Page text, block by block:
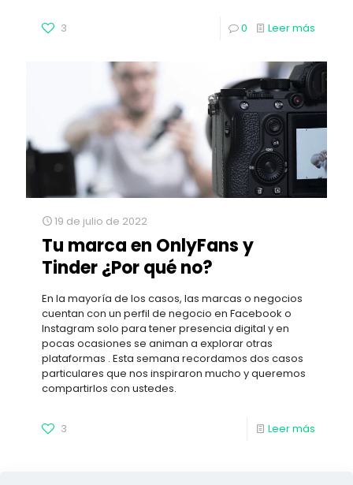
3 0 Leer más
19 de julio de 2022
Tu marca en OnlyFans y
Tinder ¿Por qué no?
En la mayoría de los casos, las marcas o negocios
cuentan con un perfil de negocio en Facebook o
Instagram solo para tener presencia digital y en
pocas ocasiones se animan a explorar otras
plataformas . Esta semana recordamos dos casos
particulares que nos inspiraron mucho y queremos
compartirlos con ustedes.
3 Leer más